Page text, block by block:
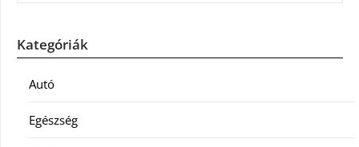
Kategóriák
Autó
Egészség